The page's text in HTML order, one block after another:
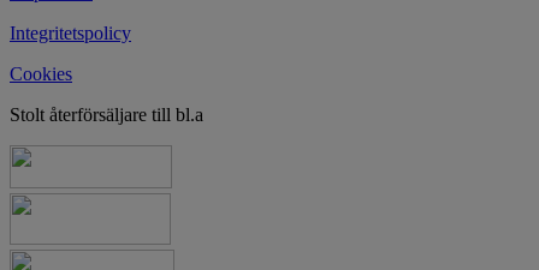
Integritetspolicy
Cookies
Stolt återförsäljare till bl.a